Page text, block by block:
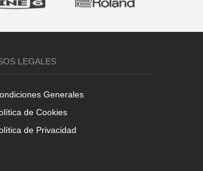
LEGALES
Generales
de Cookies
de Privacidad